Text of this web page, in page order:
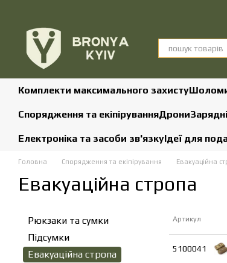
Комплекти максимального захисту
Спорядження та екіпіруванняДрони
Електроніка та засоби зв'язкуІдеї для
Головна Спорядження та екіпірування Евакуаційна
Евакуаційна стропа
Артикул
5100041
Рюкзаки та сумки
Підсумки
Евакуаційна стропа